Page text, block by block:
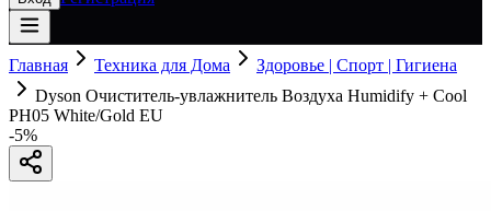
Главная Техника для Дома
Здоровье | Спорт | Гигиена
Dyson Очиститель-увлажнитель Воздуха Humidify + Cool
PH05 White/Gold EU
-5%